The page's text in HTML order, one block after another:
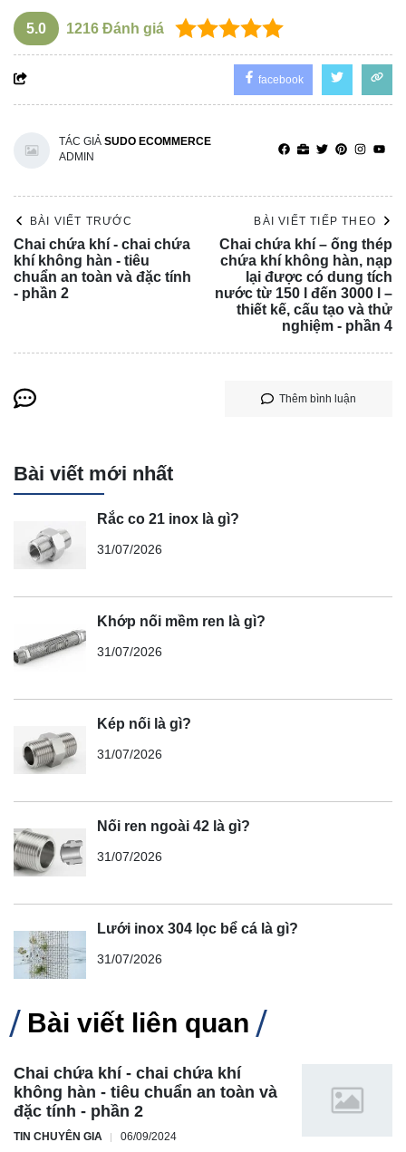
5.0 1216 Đánh giá
facebook
TÁC GIẢ SUDO ECOMMERCE
ADMIN
BÀI VIẾT TRƯỚC
Chai chứa khí - chai chứa
khí không hàn - tiêu
chuẩn an toàn và đặc tính
- phần 2
BÀI VIẾT TIẾP THEO
Chai chứa khí – ống thép
chứa khí không hàn, nạp
lại được có dung tích
nước từ 150 l đến 3000 l –
thiết kế, cấu tạo và thử
nghiệm - phần 4
Thêm bình luận
Bài viết mới nhất
Rắc co 21 inox là gì?
31/07/2026
Khớp nối mềm ren là gì?
31/07/2026
Kép nối là gì?
31/07/2026
Nối ren ngoài 42 là gì?
31/07/2026
Lưới inox 304 lọc bể cá là gì?
31/07/2026
Bài viết liên quan
Chai chứa khí - chai chứa khí
không hàn - tiêu chuẩn an toàn và
đặc tính - phần 2
TIN CHUYÊN GIA 06/09/2024